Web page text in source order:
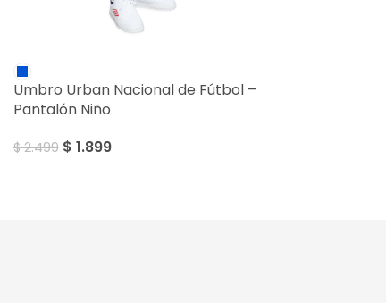
Umbro Urban Nacional de Fútbol –
Pantalón Niño
$2.499 $ 1.899